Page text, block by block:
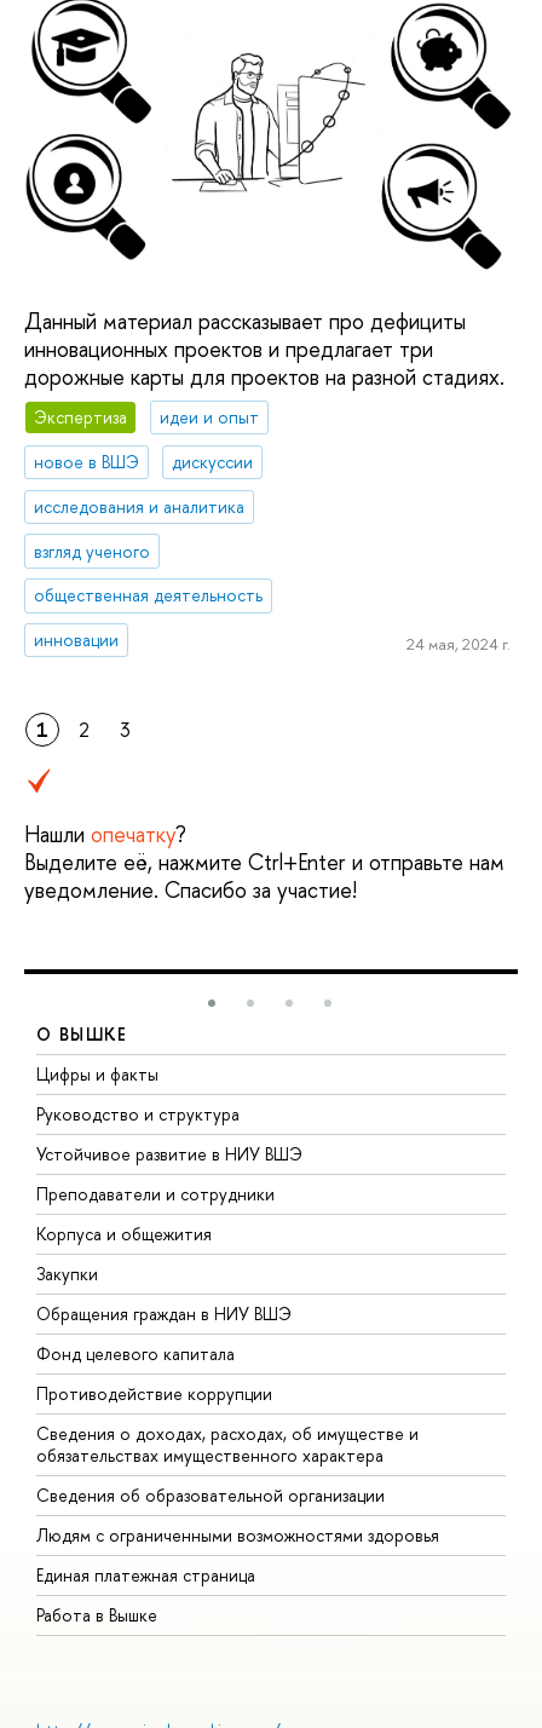
Данный материал рассказывает про дефициты
инновационных проектов и предлагает три
дорожные карты для проектов на разной стадиях.
Экспертиза
идеи и опыт
новое в ВШЭ
дискуссии
исследования и аналитика
взгляд ученого
общественная деятельность
инновации
24 мая, 2024 г.
1 2 3
Нашли опечатку?
Выделите её, нажмите Ctrl+Enter и отправьте нам
уведомление. Спасибо за участие!
О ВЫШКЕ
Цифры и факты
Руководство и структура
Устойчивое развитие в НИУ ВШЭ
Преподаватели и сотрудники
Корпуса и общежития
Закупки
Обращения граждан в НИУ ВШЭ
Фонд целевого капитала
Противодействие коррупции
Сведения о доходах, расходах, об имуществе и
обязательствах имущественного характера
Сведения об образовательной организации
Людям с ограниченными возможностями здоровья
Единая платежная страница
Работа в Вышке